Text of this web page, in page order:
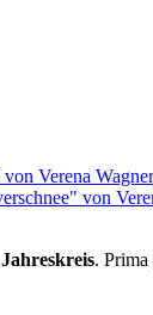
von
.